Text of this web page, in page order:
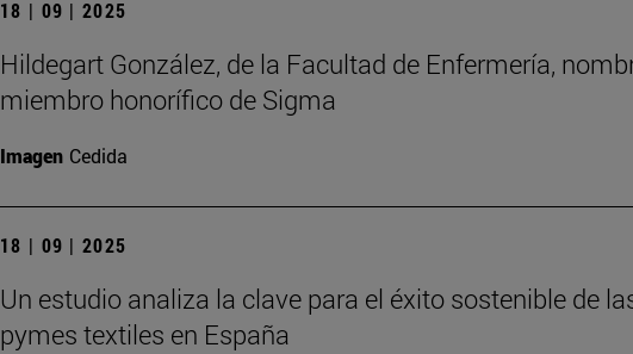
18 | 09 | 2025
Hildegart González, de la Facultad de Enfermería,
miembro honorífico de Sigma
Imagen Cedida
18 | 09 | 2025
Un estudio analiza la clave para el éxito sostenible de
pymes textiles en España